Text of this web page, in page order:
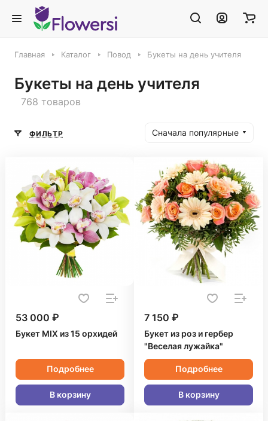
Главная Каталог Повод Букеты на день учителя
Букеты на день учителя
768 товаров
ФИЛЬТР Сначала популярные
53 000 ₽
Букет MIX из 15 орхидей
Подробнее
В корзину
7 150 ₽
Букет из роз и гербер
"Веселая лужайка"
Подробнее
В корзину